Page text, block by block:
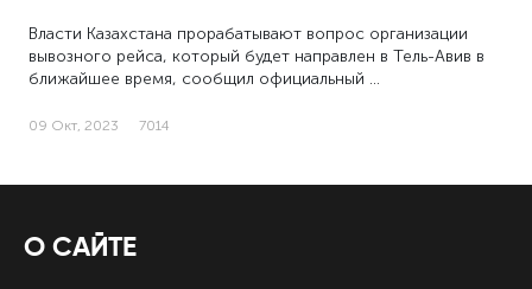
Власти Казахстана прорабатывают вопрос организации
вывозного рейса, который будет направлен в Тель-Авив в
ближайшее время, сообщил официальный …
09 Окт, 2023 7014
О САЙТЕ